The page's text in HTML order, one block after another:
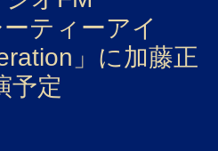
ティーアイ
」に加藤正
予定